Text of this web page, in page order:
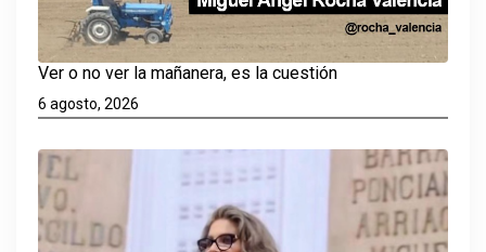
Ver o no ver la mañanera, es la cuestión
6 agosto, 2026